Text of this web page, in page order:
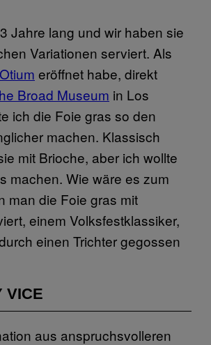
Jahre lang und wir haben sie
Variationen serviert. Als
Otium eröffnet habe, direkt
Broad Museum in Los
ich die Foie gras so den
machen. Klassisch
mit Brioche, aber ich wollte
machen. Wie wäre es zum
man die Foie gras mit
einem Volksfestklassiker,
einen Trichter gegossen
VICE
aus anspruchsvolleren